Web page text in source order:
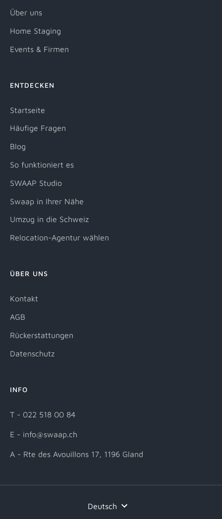
Über uns
Home Staging
Events & Firmen
ENTDECKEN
Startseite
Häufige Fragen
Blog
So funktioniert es
SWAAP Studio
Swaap in Ihrer Nähe
Umzug in die Schweiz
Relocation-Agentur wählen
ÜBER UNS
Kontakt
AGB
Rückerstattungen
Datenschutz
INFO
T - 022 518 00 84
E - info@swaap.ch
A - Rte des Avouillons 17, 1196 Gland
Deutsch